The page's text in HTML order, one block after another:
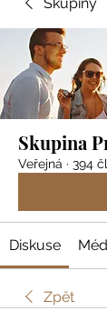
Skupina
Veřejná · 394
Diskuse
Zpět